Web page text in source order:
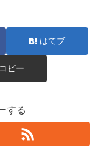
はてブ
コピー
する